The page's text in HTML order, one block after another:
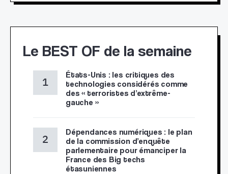
Le BEST OF de la semaine
États-Unis : les critiques des
technologies considérés comme
des « terroristes d’extrême-
gauche »
Dépendances numériques : le plan
de la commission d’enquête
parlementaire pour émanciper la
France des Big techs
étasuniennes